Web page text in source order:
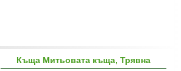
Къща Митьовата къща, Трявна